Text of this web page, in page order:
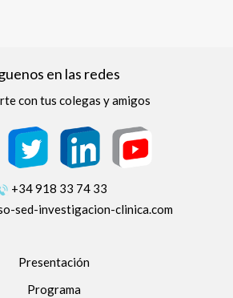
en las redes
con tus colegas y amigos
+34 918 33 74 33
sed-investigacion-clinica.com
Presentación
Programa